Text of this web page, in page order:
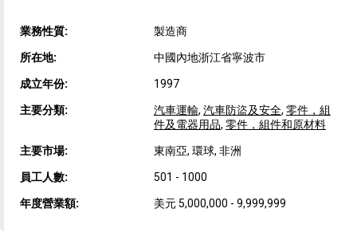
業務性質: 製造商
所在地: 中國內地浙江省寧波市
成立年份: 1997
主要分類: 汽車運輸, 汽車防盜及安全, 零件，組
件及電器用品, 零件，組件和原材料
主要市場: 東南亞, 環球, 非洲
員工人數: 501 - 1000
年度營業額: 美元 5,000,000 - 9,999,999